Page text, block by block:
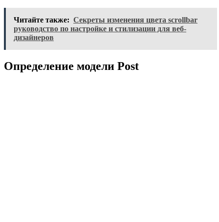
Читайте также: Секреты изменения цвета scrollbar
руководство по настройке и стилизации для веб-
дизайнеров
Определение модели Post